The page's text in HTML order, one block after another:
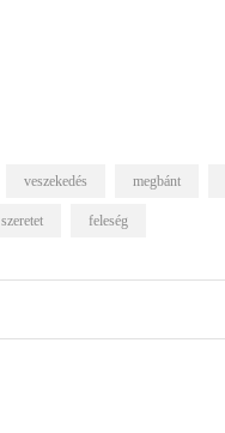
veszekedés megbánt
szeretet feleség